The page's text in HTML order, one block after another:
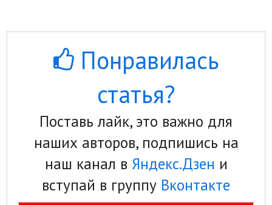
Понравилась
статья?
Поставь лайк, это важно для
наших авторов, подпишись на
наш канал в Яндекс.Дзен и
вступай в группу Вконтакте